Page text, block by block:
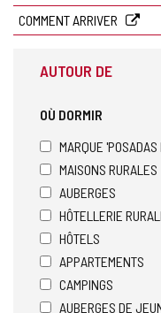
COMMENT ARRIVER
AUTOUR DE
OÙ DORMIR
MARQUE
MAISONS RURALES
AUBERGES
HÔTELLERIE
HÔTELS
APPARTEMENTS
CAMPINGS
AUBERGES DE